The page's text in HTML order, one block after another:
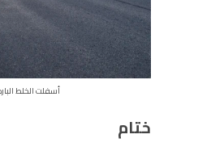
أسفلت الخلط
ختام